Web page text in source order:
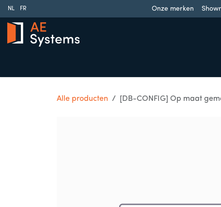
Overslaan naar inhoud
NL FR Onze merken
Alle producten [DB-CONFIG] Op maat